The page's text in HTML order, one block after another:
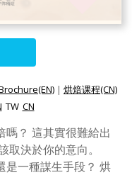
| 烘焙课程(CN)
TW CN
嗎？ 這其實很難給出
決於你的意向。
是一種謀生手段？ 烘